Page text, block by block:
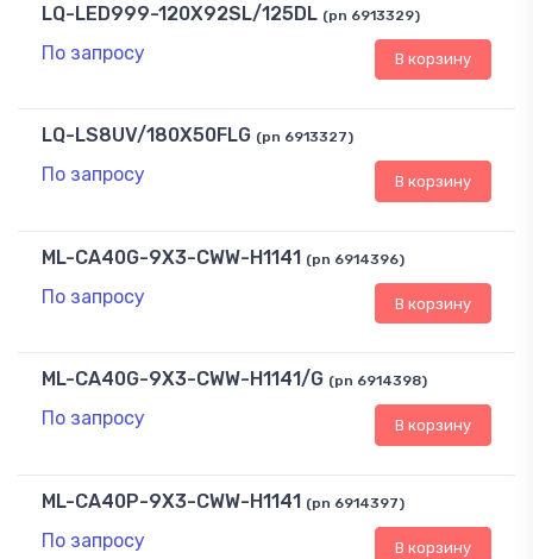
LQ-LED999-120X92SL/125DL (pn 6913329)
По запросу В корзину
LQ-LS8UV/180X50FLG (pn 6913327)
По запросу В корзину
ML-CA40G-9X3-CWW-H1141 (pn 6914396)
По запросу В корзину
ML-CA40G-9X3-CWW-H1141/G (pn 6914398)
По запросу В корзину
ML-CA40P-9X3-CWW-H1141 (pn 6914397)
По запросу В корзину